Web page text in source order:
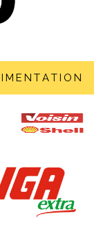
I M E N TATI O N